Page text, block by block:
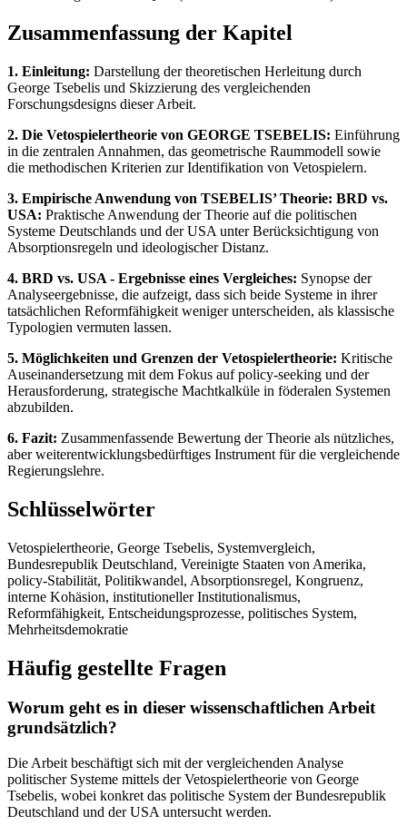
Zusammenfassung der Kapitel
1. Einleitung: Darstellung der theoretischen Herleitung durch
George Tsebelis und Skizzierung des vergleichenden
Forschungsdesigns dieser Arbeit.
2. Die Vetospielertheorie von GEORGE TSEBELIS: Einführung
in die zentralen Annahmen, das geometrische Raummodell sowie
die methodischen Kriterien zur Identifikation von Vetospielern.
3. Empirische Anwendung von TSEBELIS’ Theorie: BRD vs.
USA: Praktische Anwendung der Theorie auf die politischen
Systeme Deutschlands und der USA unter Berücksichtigung von
Absorptionsregeln und ideologischer Distanz.
4. BRD vs. USA - Ergebnisse eines Vergleiches: Synopse der
Analyseergebnisse, die aufzeigt, dass sich beide Systeme in ihrer
tatsächlichen Reformfähigkeit weniger unterscheiden, als klassische
Typologien vermuten lassen.
5. Möglichkeiten und Grenzen der Vetospielertheorie: Kritische
Auseinandersetzung mit dem Fokus auf policy-seeking und der
Herausforderung, strategische Machtkalküle in föderalen Systemen
abzubilden.
6. Fazit: Zusammenfassende Bewertung der Theorie als nützliches,
aber weiterentwicklungsbedürftiges Instrument für die vergleichende
Regierungslehre.
Schlüsselwörter
Vetospielertheorie, George Tsebelis, Systemvergleich,
Bundesrepublik Deutschland, Vereinigte Staaten von Amerika,
policy-Stabilität, Politikwandel, Absorptionsregel, Kongruenz,
interne Kohäsion, institutioneller Institutionalismus,
Reformfähigkeit, Entscheidungsprozesse, politisches System,
Mehrheitsdemokratie
Häufig gestellte Fragen
Worum geht es in dieser wissenschaftlichen Arbeit
grundsätzlich?
Die Arbeit beschäftigt sich mit der vergleichenden Analyse
politischer Systeme mittels der Vetospielertheorie von George
Tsebelis, wobei konkret das politische System der Bundesrepublik
Deutschland und der USA untersucht werden.